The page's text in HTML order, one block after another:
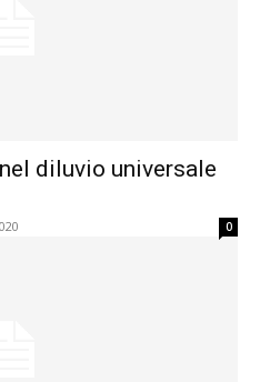
diluvio universale
0